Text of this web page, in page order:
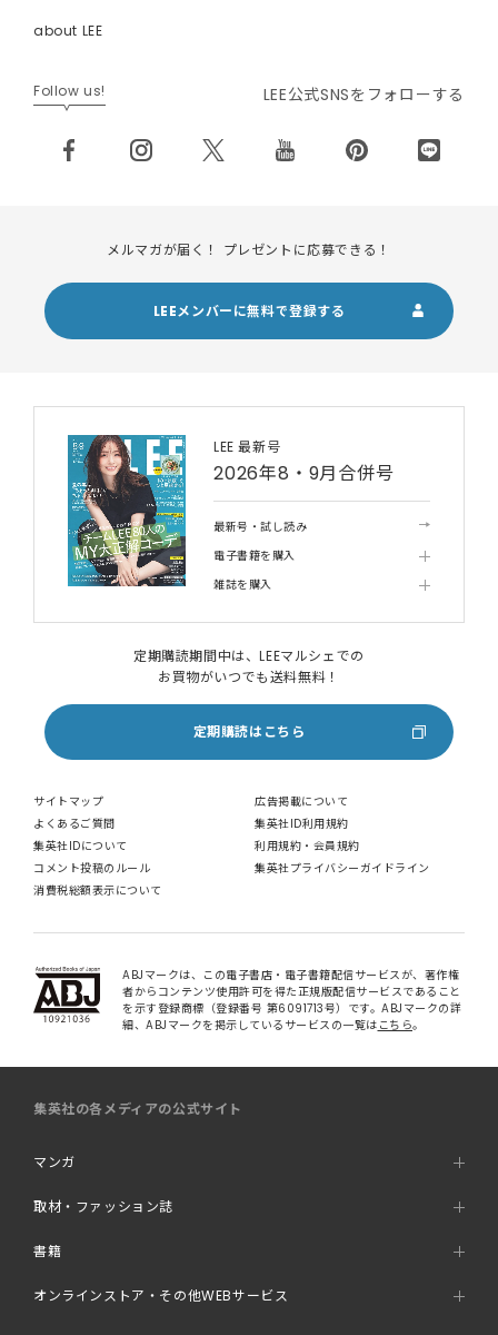
about LEE
Follow us! LEE公式SNSをフォローする
メルマガが届く！ プレゼントに応募できる！
LEEメンバーに無料で登録する
LEE 最新号
2026年8・9月合併号
最新号・試し読み
電子書籍を購入
雑誌を購入
定期購読期間中は、LEEマルシェでの
お買物がいつでも送料無料！
定期購読はこちら
サイトマップ
広告掲載について
よくあるご質問
集英社ID利用規約
集英社IDについて
利用規約・会員規約
コメント投稿のルール
集英社プライバシーガイドライン
消費税総額表示について
ABJマークは、この電子書店・電子書籍配信サービスが、著作権
者からコンテンツ使用許可を得た正規版配信サービスであること
を示す登録商標（登録番号 第6091713号）です。ABJマークの詳
細、ABJマークを掲示しているサービスの一覧は こちら。
集英社の各メディアの公式サイト
マンガ
取材・ファッション誌
書籍
オンラインストア・その他WEBサービス